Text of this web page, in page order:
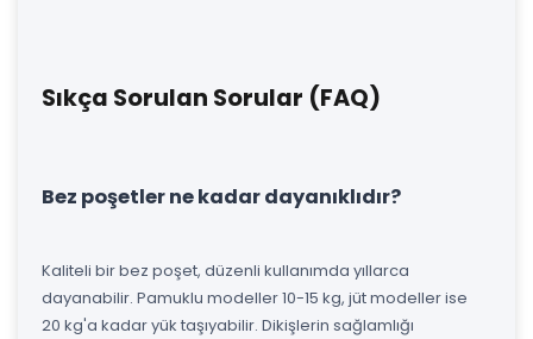
Sıkça Sorulan Sorular (FAQ)
Bez poşetler ne kadar dayanıklıdır?
Kaliteli bir bez poşet, düzenli kullanımda yıllarca
dayanabilir. Pamuklu modeller 10-15 kg, jüt modeller ise
20 kg'a kadar yük taşıyabilir. Dikişlerin sağlamlığı